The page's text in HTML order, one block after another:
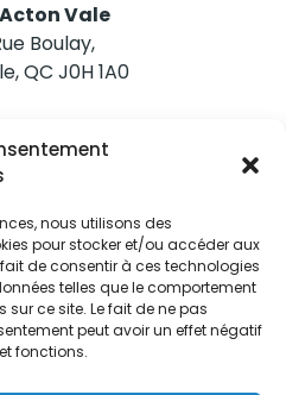
nous utilisons des
pour stocker et/ou accéder aux
de consentir à ces technologies
telles que le comportement
ce site. Le fait de ne pas
peut avoir un effet négatif
fonctions.
Vale
Boulay,
QC J0H 1A0
joindre
546-2703
informés
alertes municipales